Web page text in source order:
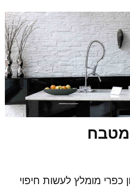
מטבח
כפרי מומלץ לעשות חיפוי